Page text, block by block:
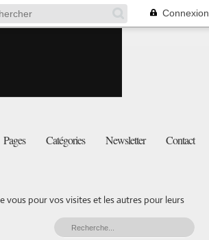
Connexion
Pages Catégories Newsletter Contact
vous pour vos visites et les autres pour leurs